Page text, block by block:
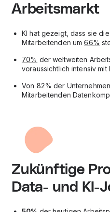
Arbeitsmarkt
KI hat gezeigt, dass sie
Mitarbeitenden um66%
70% der weltweiten
voraussichtlich intensiv mit
Von 82% der
Mitarbeitenden
Zukünftige
Data- und KI-